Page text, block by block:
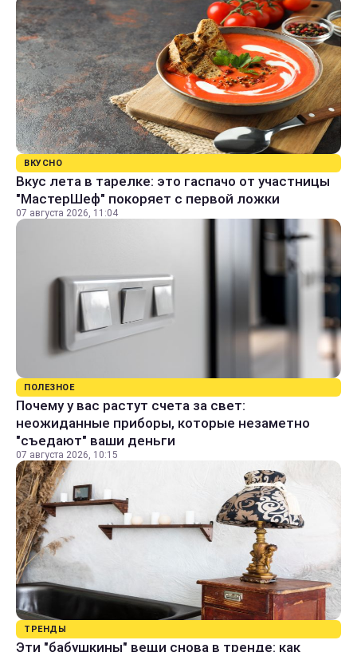
ВКУСНО
Вкус лета в тарелке: это гаспачо от участницы
"МастерШеф" покоряет с первой ложки
07 августа 2026, 11:04
ПОЛЕЗНОЕ
Почему у вас растут счета за свет:
неожиданные приборы, которые незаметно
"съедают" ваши деньги
07 августа 2026, 10:15
ТРЕНДЫ
Эти "бабушкины" вещи снова в тренде: как